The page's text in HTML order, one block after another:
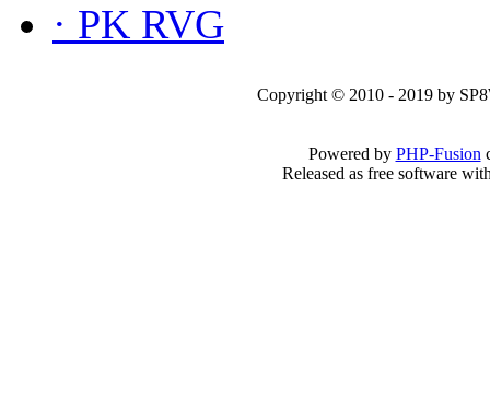
· PK RVG
Copyright © 2010 - 2019 by
Powered by PHP-Fusion
Released as free software